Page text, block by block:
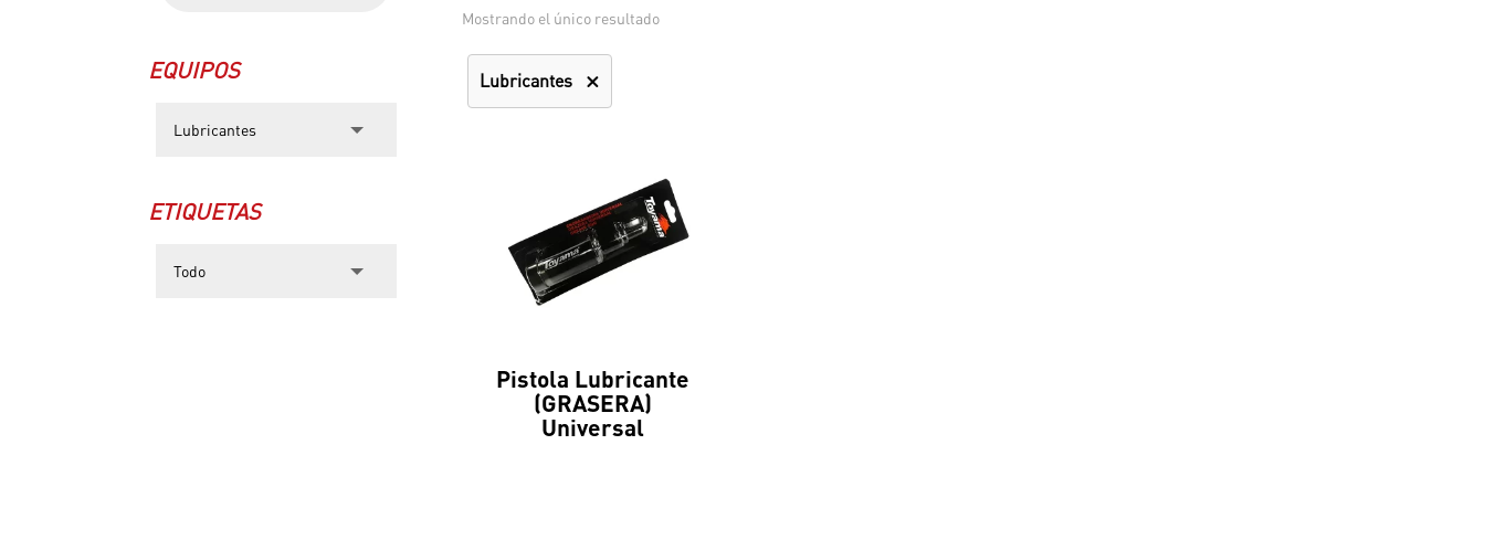
EQUIPOS
ETIQUETAS
Mostrando el único resultado
Lubricantes
Pistola Lubricante
(GRASERA)
Universal